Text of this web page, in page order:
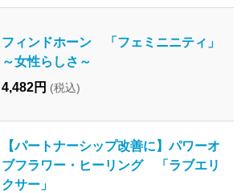
フィンドホーン 「フェミニニティ」
～女性らしさ～
4,482円 (税込)
【パートナーシップ改善に】パワーオ
ブフラワー・ヒーリング 「ラブエリ
クサー」